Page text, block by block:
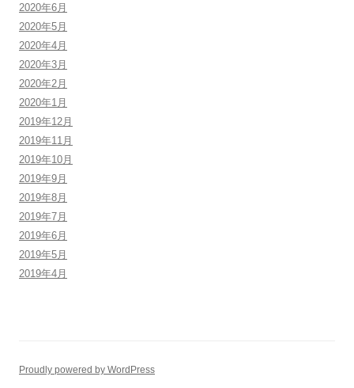
2020年6月
2020年5月
2020年4月
2020年3月
2020年2月
2020年1月
2019年12月
2019年11月
2019年10月
2019年9月
2019年8月
2019年7月
2019年6月
2019年5月
2019年4月
Proudly powered by WordPress